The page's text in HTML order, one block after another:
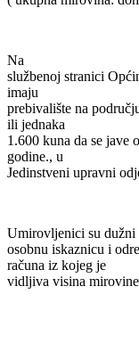
Na
službenoj stranici
imaju
prebivalište na
ili jednaka
1.600 kuna da se jave
godine., u
Jedinstveni upravni
Umirovljenici su dužni
osobnu iskaznicu i
računa iz kojeg je
vidljiva visina